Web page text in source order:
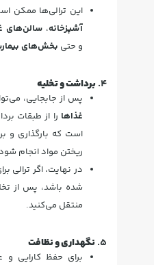
این ترالی‌ها ممکن
آشپزخانه،سالن‌های
و حتی بخش‌های
4. برداشت و تخلیه
پس از جابجایی،
غذاها را از طبقات
است که بارگذاری و
ریختن مواد انجام
در نهایت، اگر ترالی
شده باشد، پس از
منتقل می‌کنید.
5. نگهداری و نظافت
برای حفظ کارایی و